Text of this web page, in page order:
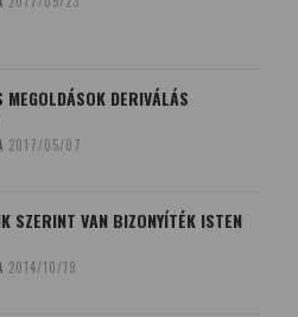
MEGOLDÁSOK DERIVÁLÁS
2017/05/07
SZERINT VAN BIZONYÍTÉK ISTEN
2014/10/19